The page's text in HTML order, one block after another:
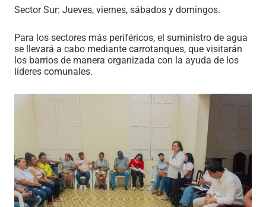
Sector Sur: Jueves, viernes, sábados y domingos.
Para los sectores más periféricos, el suministro de agua
se llevará a cabo mediante carrotanques, que visitarán
los barrios de manera organizada con la ayuda de los
líderes comunales.